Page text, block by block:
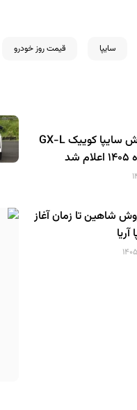
سایپا قیمت روز خودرو
شرایط فروش سایپا کوییک GX-L
شاهین تا زمان آغاز